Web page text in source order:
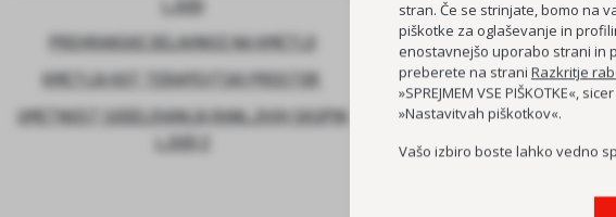
LJUDI
PREHRANSKE DELAVNICE NA KMETIJI
KMETIJA KOT TERAPEVTSKI PROSTOR
UMETNOST SODELOVANJA RANLJIVIH SKUPIN
LJUDI 2
stran. Če se strinjate, bomo na
piškotke za oglaševanje in
enostavnejšo uporabo strani in
preberete na strani Razkritje
»SPREJMEM VSE PIŠKOTKE«,
»Nastavitvah piškotkov«.
Vašo izbiro boste lahko vedno